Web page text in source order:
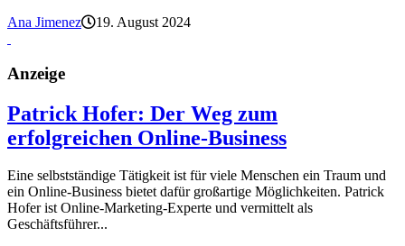
Ana Jimenez
19. August 2024
Anzeige
Patrick Hofer: Der Weg zum
erfolgreichen Online-Business
Eine selbstständige Tätigkeit ist für viele Menschen ein Traum und
ein Online-Business bietet dafür großartige Möglichkeiten. Patrick
Hofer ist Online-Marketing-Experte und vermittelt als
Geschäftsführer...